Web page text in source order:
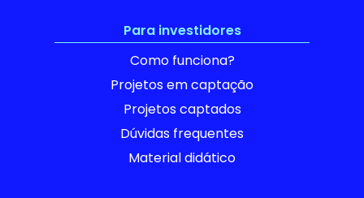
Para investidores
Como funciona?
Projetos em captação
Projetos captados
Dúvidas frequentes
Material didático